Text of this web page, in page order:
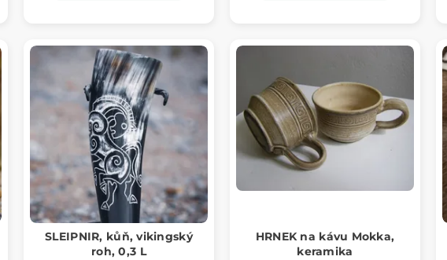
SLEIPNIR, kůň, vikingský
roh, 0,3 L
HRNEK na kávu Mokka,
keramika